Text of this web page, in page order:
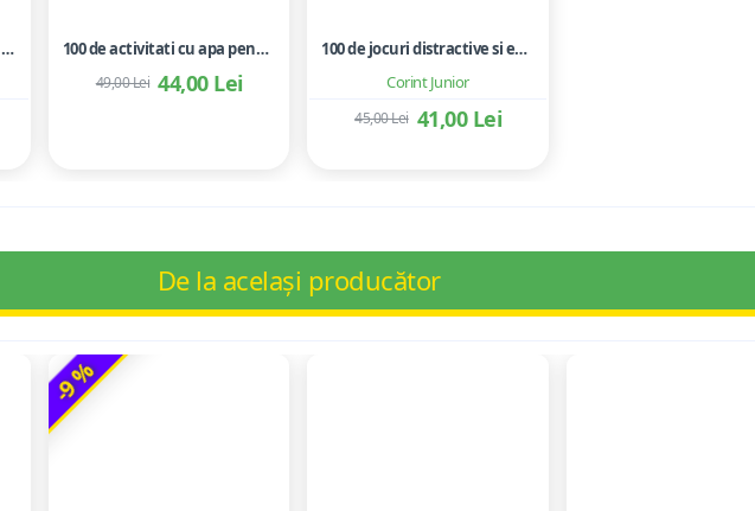
1,2,3, ..., Show. O aritmetica emotionala, o poezie a matematicii - Ioan Dancila 100 de activitati cu apa pentru dezvoltarea si relaxarea bebelusilor - Perrine Alliod
44,00 Lei
49,00 Lei Corint Junior
100 de jocuri distractive si educative
41,00 Lei
45,00 Lei
De la același producător
-9 %